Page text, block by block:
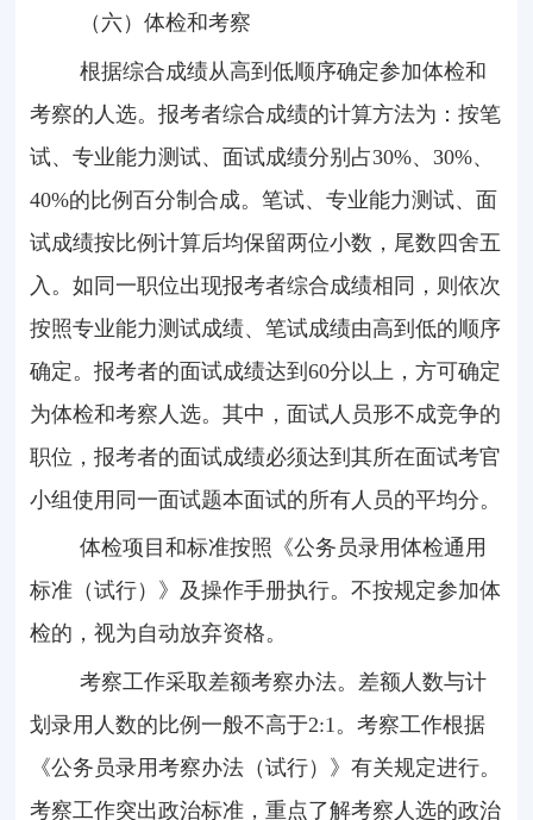
（六）体检和考察
根据综合成绩从高到低顺序确定参加体检和
考察的人选。报考者综合成绩的计算方法为：按笔
试、专业能力测试、面试成绩分别占30%、 30%、
40%的比例百分制合成。笔试、专业能力测试、面
试成绩按比例计算后均保留两位小数，尾数四舍五
入。如同一职位出现报考者综合成绩相同，则依次
按照专业能力测试成绩、笔试成绩由高到低的顺序
确定。报考者的面试成绩达到 60分以上，方可确定
为体检和考察人选。其中，面试人员形不成竞争的
职位，报考者的面试成绩必须达到其所在面试考官
小组使用同一面试题本面试的所有人员的平均分。
体检项目和标准按照《公务员录用体检通用
标准（试行）》及操作手册执行。不按规定参加体
检的，视为自动放弃资格。
考察工作采取差额考察办法。差额人数与计
划录用人数的比例一般不高于2:1 。考察工作根据
《公务员录用考察办法（试行）》有关规定进行。
考察工作突出政治标准，重点了解考察人选的政治